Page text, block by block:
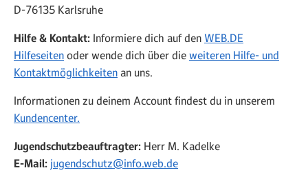
D-76135 Karlsruhe
Hilfe & Kontakt: Informiere dich auf den WEB.DE
Hilfeseiten oder wende dich über die weiteren Hilfe- und
Kontaktmöglichkeiten an uns.
Informationen zu deinem Account findest du in unserem
Kundencenter.
Jugendschutzbeauftragter: Herr M. Kadelke
E-Mail: jugendschutz@info.web.de